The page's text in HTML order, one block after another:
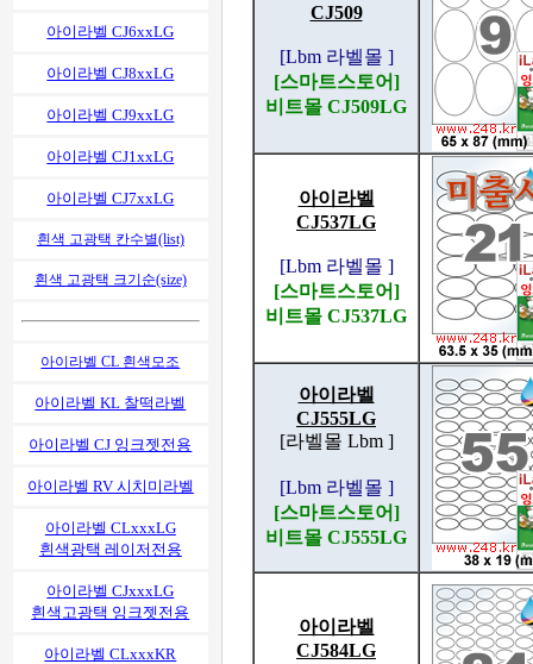
아이라벨 CJ6xxLG
아이라벨 CJ8xxLG
아이라벨 CJ9xxLG
아이라벨 CJ1xxLG
아이라벨 CJ7xxLG
흰색 고광택 칸수별(list)
흰색 고광택 크기순(size)
아이라벨 CL 흰색모조
아이라벨 KL 찰떡라벨
아이라벨 CJ 잉크젯전용
아이라벨 RV 시치미라벨
아이라벨 CLxxxLG
흰색광택 레이저전용
아이라벨 CJxxxLG
흰색고광택 잉크젯전용
아이라벨 CLxxxKR
CJ509
[Lbm 라벨몰 ]
[스마트스토어]
비트몰 CJ509LG
아이라벨
CJ537LG
[Lbm 라벨몰 ]
[스마트스토어]
비트몰 CJ537LG
아이라벨
CJ555LG
[라벨몰 Lbm ]
[Lbm 라벨몰 ]
[스마트스토어]
비트몰 CJ555LG
아이라벨
CJ584LG